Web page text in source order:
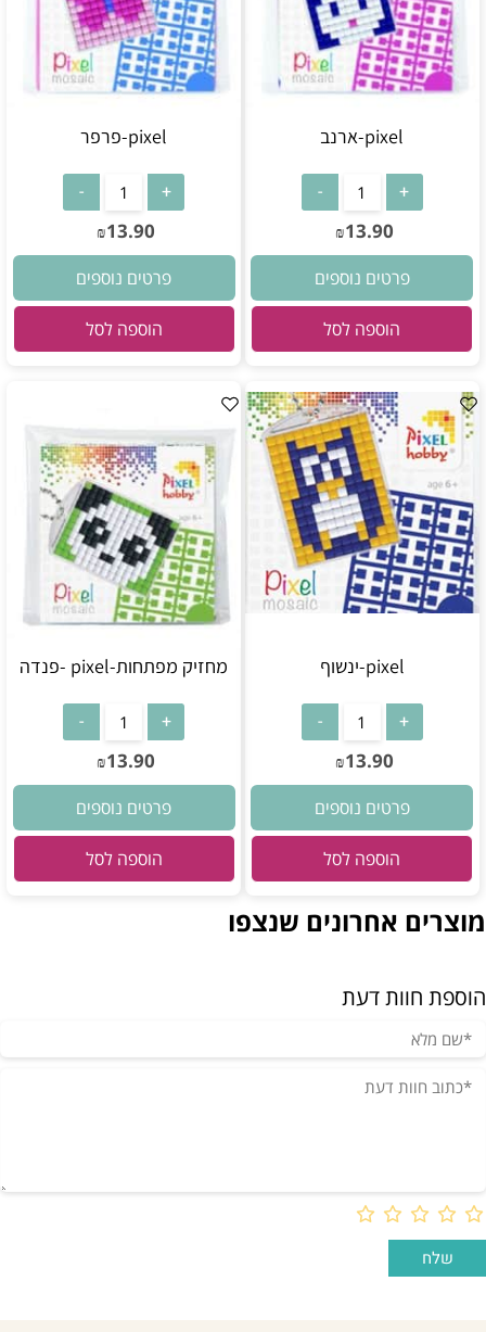
pixel-ארנב
₪13.90
פרטים נוספים
הוספה לסל
pixel-פרפר
₪13.90
פרטים נוספים
הוספה לסל
pixel-ינשוף
₪13.90
פרטים נוספים
הוספה לסל
מחזיק מפתחות-pixel -פנדה
₪13.90
פרטים נוספים
הוספה לסל
מוצרים אחרונים שנצפו
הוספת חוות דעת